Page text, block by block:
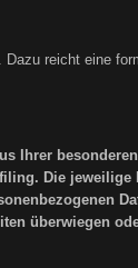
reicht eine
Ihrer
Die jeweilige
überwiegen